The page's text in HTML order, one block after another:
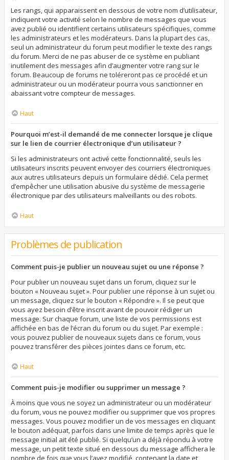
Les rangs, qui apparaissent en dessous de votre nom d’utilisateur,
indiquent votre activité selon le nombre de messages que vous
avez publié ou identifient certains utilisateurs spécifiques, comme
les administrateurs et les modérateurs. Dans la plupart des cas,
seul un administrateur du forum peut modifier le texte des rangs
du forum. Merci de ne pas abuser de ce système en publiant
inutilement des messages afin d’augmenter votre rang sur le
forum. Beaucoup de forums ne toléreront pas ce procédé et un
administrateur ou un modérateur pourra vous sanctionner en
abaissant votre compteur de messages.
Haut
Pourquoi m’est-il demandé de me connecter lorsque je clique
sur le lien de courrier électronique d’un utilisateur ?
Si les administrateurs ont activé cette fonctionnalité, seuls les
utilisateurs inscrits peuvent envoyer des courriers électroniques
aux autres utilisateurs depuis un formulaire dédié. Cela permet
d’empêcher une utilisation abusive du système de messagerie
électronique par des utilisateurs malveillants ou des robots.
Haut
Problèmes de publication
Comment puis-je publier un nouveau sujet ou une réponse ?
Pour publier un nouveau sujet dans un forum, cliquez sur le
bouton « Nouveau sujet ». Pour publier une réponse à un sujet ou
un message, cliquez sur le bouton « Répondre ». Il se peut que
vous ayez besoin d’être inscrit avant de pouvoir rédiger un
message. Sur chaque forum, une liste de vos permissions est
affichée en bas de l’écran du forum ou du sujet. Par exemple :
vous pouvez publier de nouveaux sujets dans ce forum, vous
pouvez transférer des pièces jointes dans ce forum, etc.
Haut
Comment puis-je modifier ou supprimer un message ?
À moins que vous ne soyez un administrateur ou un modérateur
du forum, vous ne pouvez modifier ou supprimer que vos propres
messages. Vous pouvez modifier un de vos messages en cliquant
le bouton adéquat, parfois dans une limite de temps après que le
message initial ait été publié. Si quelqu’un a déjà répondu à votre
message, un petit texte situé en dessous du message affichera le
nombre de fois que vous l’avez modifié, contenant la date et